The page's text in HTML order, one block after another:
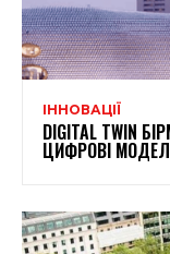
ІННОВАЦІЇ
DIGITAL TWIN
ЦИФРОВІ